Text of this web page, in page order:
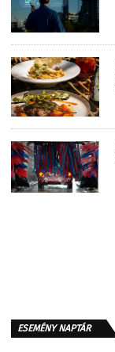
ESEMÉNY NAPTÁR